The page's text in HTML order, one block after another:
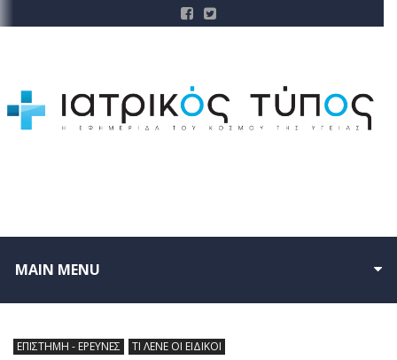
MAIN MENU
ΕΠΙΣΤΗΜΗ - ΕΡΕΥΝΕΣ ΤΙ ΛΕΝΕ ΟΙ ΕΙΔΙΚΟΙ